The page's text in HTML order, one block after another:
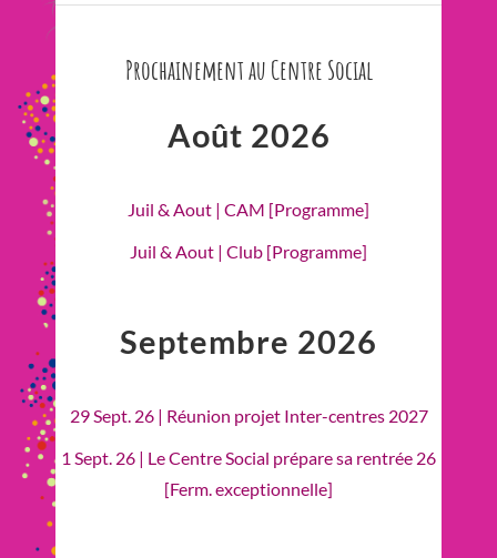
Prochainement au Centre Social
Août 2026
Juil & Aout | CAM [Programme]
Juil & Aout | Club [Programme]
Septembre 2026
29 Sept. 26 | Réunion projet Inter-centres 2027
1 Sept. 26 | Le Centre Social prépare sa rentrée 26
[Ferm. exceptionnelle]